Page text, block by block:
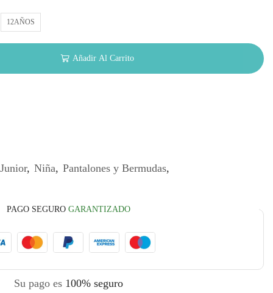
12AÑOS
Añadir Al Carrito
Junior, Niña, Pantalones y Bermudas,
PAGO SEGURO GARANTIZADO
Su pago es 100% seguro